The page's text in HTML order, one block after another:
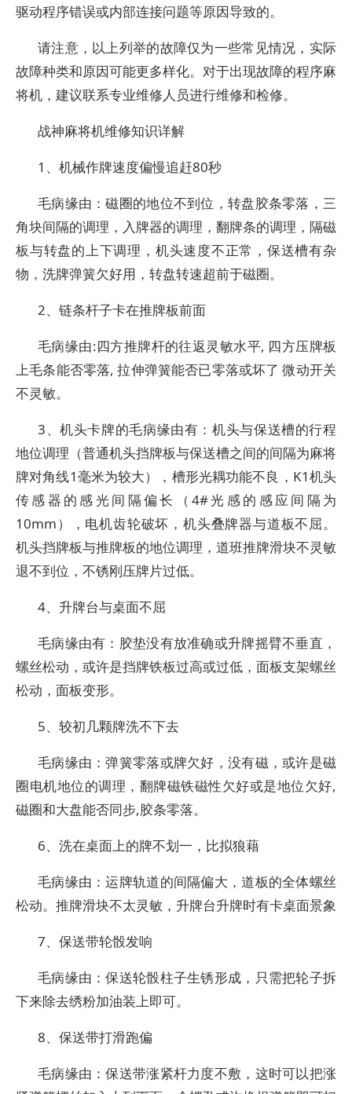
驱动程序错误或内部连接问题等原因导致的。
请注意，以上列举的故障仅为一些常见情况，实际
故障种类和原因可能更多样化。对于出现故障的程序麻
将机，建议联系专业维修人员进行维修和检修。
战神麻将机维修知识详解
1、机械作牌速度偏慢追赶80秒
毛病缘由：磁圈的地位不到位，转盘胶条零落，三
角块间隔的调理，入牌器的调理，翻牌条的调理，隔磁
板与转盘的上下调理，机头速度不正常，保送槽有杂
物，洗牌弹簧欠好用，转盘转速超前于磁圈。
2、链条杆子卡在推牌板前面
毛病缘由:四方推牌杆的往返灵敏水平, 四方压牌板
上毛条能否零落, 拉伸弹簧能否已零落或坏了 微动开关
不灵敏。
3、机头卡牌的毛病缘由有：机头与保送槽的行程
地位调理（普通机头挡牌板与保送槽之间的间隔为麻将
牌对角线1毫米为较大），槽形光耦功能不良，K1机头
传感器的感光间隔偏长（4#光感的感应间隔为
10mm），电机齿轮破坏，机头叠牌器与道板不屈。
机头挡牌板与推牌板的地位调理，道班推牌滑块不灵敏
退不到位，不锈刚压牌片过低。
4、升牌台与桌面不屈
毛病缘由有：胶垫没有放准确或升牌摇臂不垂直，
螺丝松动，或许是挡牌铁板过高或过低，面板支架螺丝
松动，面板变形。
5、较初几颗牌洗不下去
毛病缘由：弹簧零落或牌欠好，没有磁，或许是磁
圈电机地位的调理，翻牌磁铁磁性欠好或是地位欠好,
磁圈和大盘能否同步,胶条零落。
6、洗在桌面上的牌不划一，比拟狼藉
毛病缘由：运牌轨道的间隔偏大，道板的全体螺丝
松动。推牌滑块不太灵敏，升牌台升牌时有卡桌面景象
7、保送带轮骰发响
毛病缘由：保送轮骰柱子生锈形成，只需把轮子拆
下来除去绣粉加油装上即可。
8、保送带打滑跑偏
毛病缘由：保送带涨紧杆力度不敷，这时可以把涨